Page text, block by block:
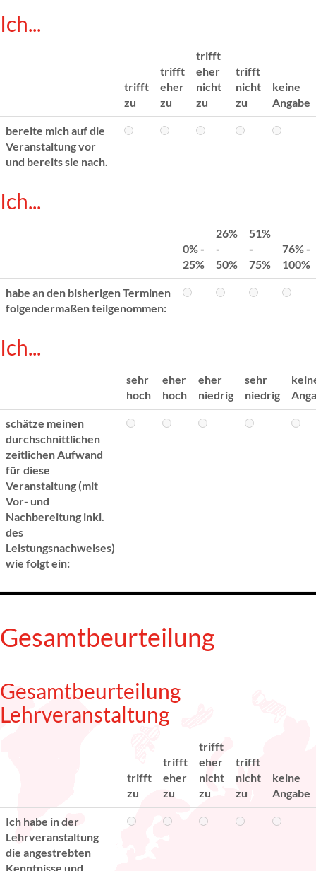
Ich...
trifft
zu
trifft
eher
zu
trifft
eher
nicht
zu
trifft
nicht
zu
keine
Angabe
bereite mich auf die
Veranstaltung vor
und bereits sie nach.
Ich...
0% -
25%
26%
-
50%
51%
-
75%
76% -
100%
habe an den bisherigen Terminen
folgendermaßen teilgenommen:
Ich...
sehr
hoch
eher
hoch
eher
niedrig
sehr
niedrig
schätze meinen
durchschnittlichen
zeitlichen Aufwand
für diese
Veranstaltung (mit
Vor- und
Nachbereitung inkl.
des
Leistungsnachweises)
wie folgt ein:
Gesamtbeurteilung
Gesamtbeurteilung
Lehrveranstaltung
trifft
zu
trifft
eher
zu
trifft
eher
nicht
zu
trifft
nicht
zu
keine
Angabe
Ich habe in der
Lehrveranstaltung
die angestrebten
Kenntnisse und